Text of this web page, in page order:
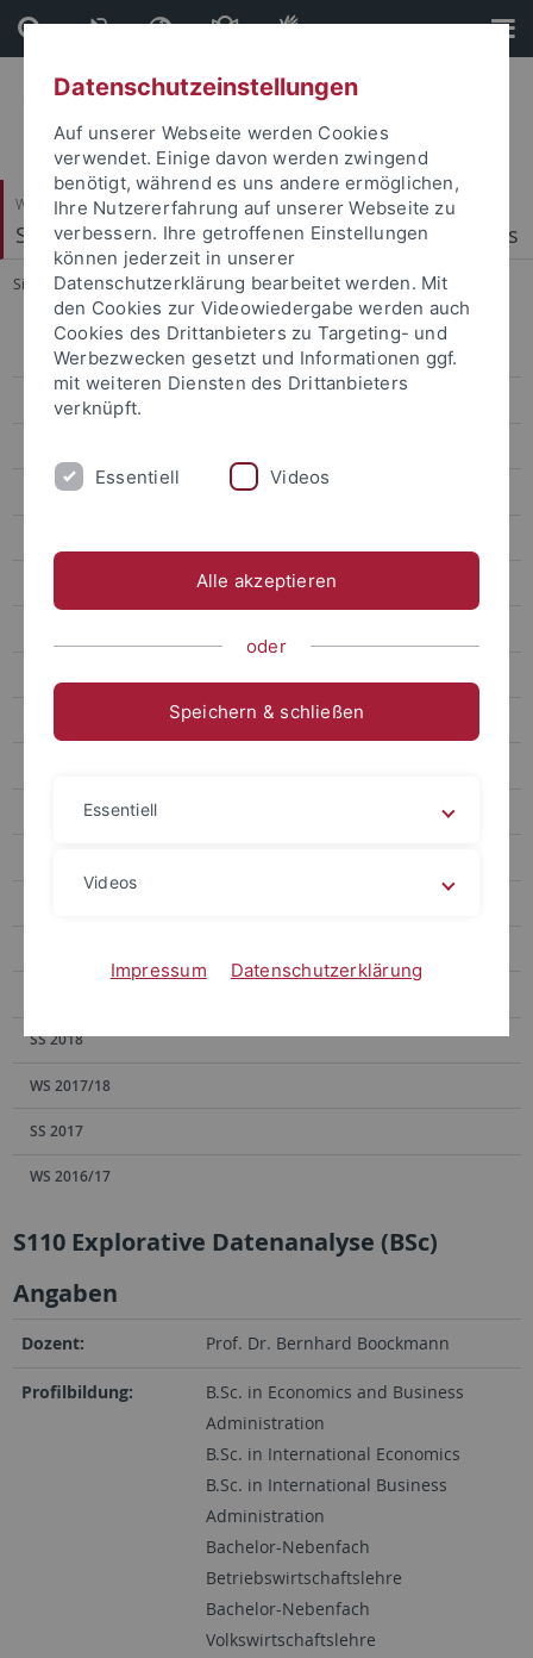
Direkt
zum
Inhalt
Direkt
zur
Fußleiste
Wirtschafts- und Sozialwissenschaftliche Fakultät
Statistics, Econometrics and Quantitative Methods
Sie sind hier: Startseite ... WS 2019/20
WS 2025/26
SS 2025
SS 2024
WS 2020/21
SS 2018
WS 2017/18
SS 2017
WS 2016/17
S110 Explorative Datenanalyse (BSc)
Angaben
Dozent: Prof. Dr. Bernhard Boockmann
Profilbildung:
B.Sc. in Economics and Business
Administration
B.Sc. in International Economics
B.Sc. in International Business
Administration
Bachelor-Nebenfach
Betriebswirtschaftslehre
Bachelor-Nebenfach
Volkswirtschaftslehre
Datenschutzeinstellungen
Auf unserer Webseite werden Cookies
verwendet. Einige davon werden zwingend
benötigt, während es uns andere ermöglichen,
Ihre Nutzererfahrung auf unserer Webseite zu
verbessern. Ihre getroffenen Einstellungen
können jederzeit in unserer
Datenschutzerklärung bearbeitet werden. Mit
den Cookies zur Videowiedergabe werden auch
Cookies des Drittanbieters zu Targeting- und
Werbezwecken gesetzt und Informationen ggf.
mit weiteren Diensten des Drittanbieters
verknüpft.
Essentiell Videos
Alle akzeptieren
oder
Speichern & schließen
Essentiell
Videos
Impressum Datenschutzerklärung